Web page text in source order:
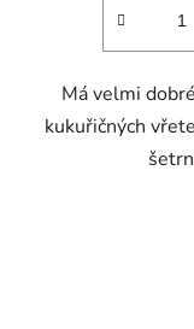
Má velmi
kukuřičných